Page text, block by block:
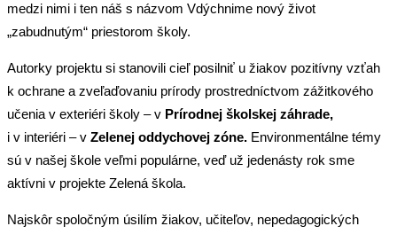
medzi nimi i ten náš s názvom Vdýchnime nový život
„zabudnutým“ priestorom školy.
Autorky projektu si stanovili cieľ posilniť u žiakov pozitívny vzťah
k ochrane a zveľaďovaniu prírody prostredníctvom zážitkového
učenia v exteriéri školy – v Prírodnej školskej záhrade,
i v interiéri – v Zelenej oddychovej zóne. Environmentálne témy
sú v našej škole veľmi populárne, veď už jedenásty rok sme
aktívni v projekte Zelená škola.
Najskôr spoločným úsilím žiakov, učiteľov, nepedagogických